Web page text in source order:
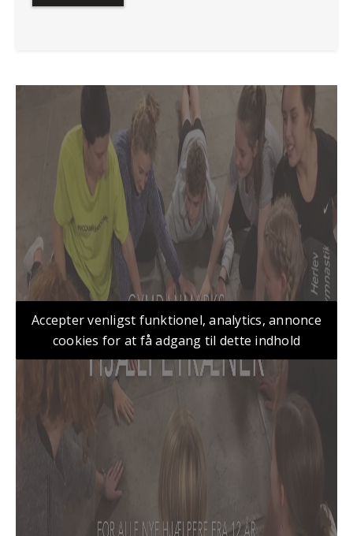
Accepter venligst funktionel, analytics, annonce
cookies for at få adgang til dette indhold